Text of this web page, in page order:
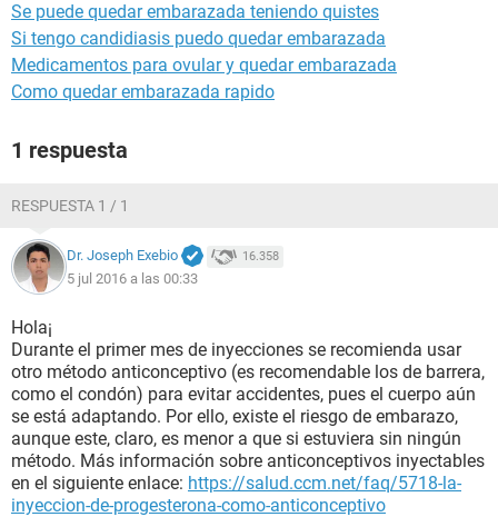
Se puede quedar embarazada teniendo quistes
Si tengo candidiasis puedo quedar embarazada
Medicamentos para ovular y quedar embarazada
Como quedar embarazada rapido
1 respuesta
RESPUESTA 1 / 1
Dr. Joseph Exebio 16.358
5 jul 2016 a las 00:33
Hola¡
Durante el primer mes de inyecciones se recomienda usar
otro método anticonceptivo (es recomendable los de barrera,
como el condón) para evitar accidentes, pues el cuerpo aún
se está adaptando. Por ello, existe el riesgo de embarazo,
aunque este, claro, es menor a que si estuviera sin ningún
método. Más información sobre anticonceptivos inyectables
en el siguiente enlace: https://salud.ccm.net/faq/5718-la-
inyeccion-de-progesterona-como-anticonceptivo